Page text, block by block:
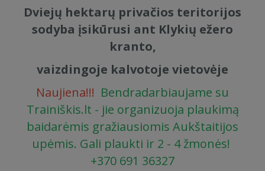
Dviejų hektarų privačios teritorijos
sodyba įsikūrusi ant Klykių ežero
kranto,
vaizdingoje kalvotoje vietovėje
Naujiena!!! Bendradarbiaujame su
Trainiškis.lt - jie organizuoja plaukimą
baidarėmis gražiausiomis Aukštaitijos
upėmis. Gali plaukti ir 2 - 4 žmonės!
+370 691 36327